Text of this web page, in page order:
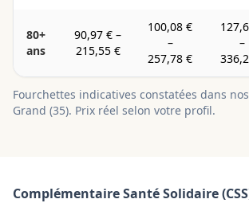
80+
ans
90,97 € –
215,55 €
100,08 €
–
257,78 €
–
Fourchettes indicatives constatées dans
Grand (35). Prix réel selon votre profil.
Complémentaire Santé Solidaire